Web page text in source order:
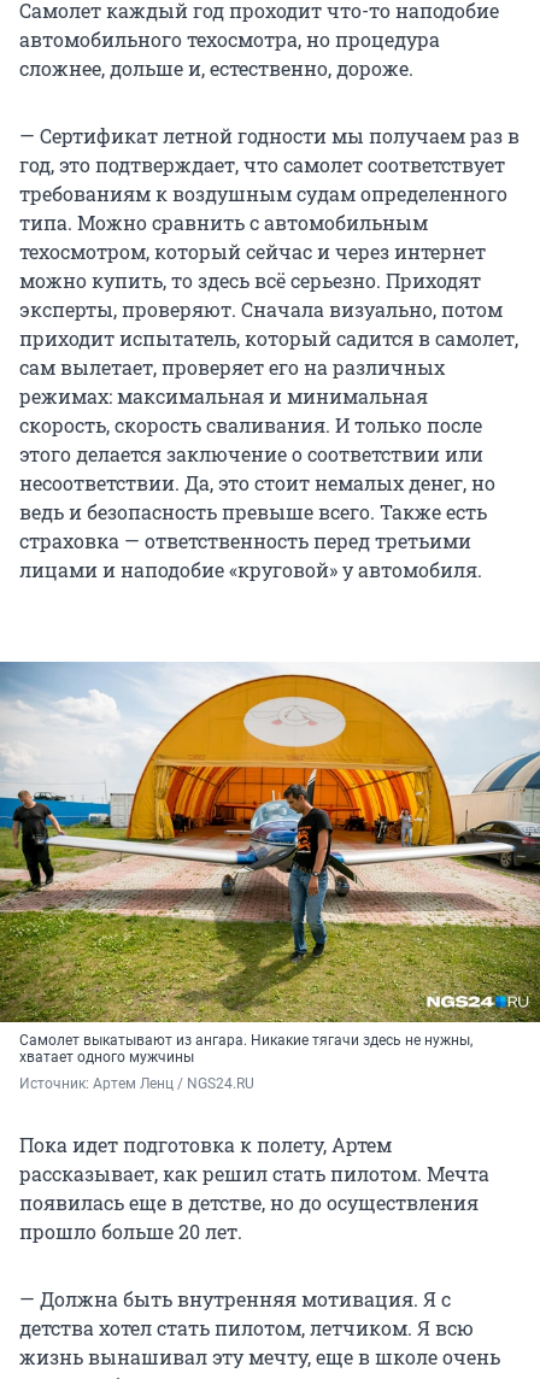
Самолет каждый год проходит что-то наподобие
автомобильного техосмотра, но процедура
сложнее, дольше и, естественно, дороже.
— Сертификат летной годности мы получаем раз в
год, это подтверждает, что самолет соответствует
требованиям к воздушным судам определенного
типа. Можно сравнить с автомобильным
техосмотром, который сейчас и через интернет
можно купить, то здесь всё серьезно. Приходят
эксперты, проверяют. Сначала визуально, потом
приходит испытатель, который садится в самолет,
сам вылетает, проверяет его на различных
режимах: максимальная и минимальная
скорость, скорость сваливания. И только после
этого делается заключение о соответствии или
несоответствии. Да, это стоит немалых денег, но
ведь и безопасность превыше всего. Также есть
страховка — ответственность перед третьими
лицами и наподобие «круговой» у автомобиля.
Самолет выкатывают из ангара. Никакие тягачи здесь не нужны,
хватает одного мужчины
Источник: Артем Ленц / NGS24.RU
Пока идет подготовка к полету, Артем
рассказывает, как решил стать пилотом. Мечта
появилась еще в детстве, но до осуществления
прошло больше 20 лет.
— Должна быть внутренняя мотивация. Я с
детства хотел стать пилотом, летчиком. Я всю
жизнь вынашивал эту мечту, еще в школе очень